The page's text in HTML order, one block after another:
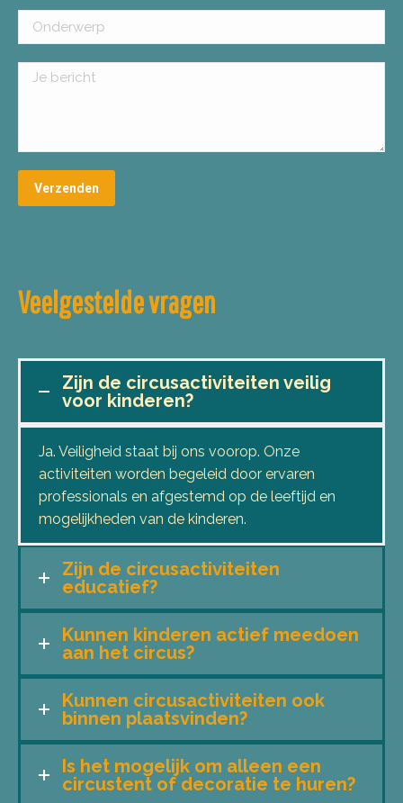
Veelgestelde vragen
Zijn de circusactiviteiten veilig
voor kinderen?
Ja. Veiligheid staat bij ons voorop. Onze
activiteiten worden begeleid door ervaren
professionals en afgestemd op de leeftijd en
mogelijkheden van de kinderen.
Zijn de circusactiviteiten
educatief?
Kunnen kinderen actief meedoen
aan het circus?
Kunnen circusactiviteiten ook
binnen plaatsvinden?
Is het mogelijk om alleen een
circustent of decoratie te huren?